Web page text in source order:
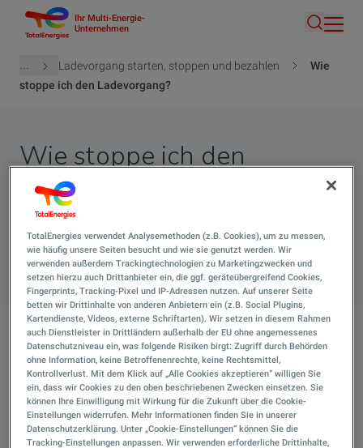
Inhalt
Ihr Multi-Energie-
Unternehmen
Suche
Pfadnavigation
... Ladevorgang starten, stoppen und bezahlen
Wie
stoppe ich den Ladevorgang?
Wie stoppe ich den
Ladevorgang?
Hier finden Sie alle Antworten auf Ihre Fragen.
Wie stoppe ich den Ladevorgang?
Sie können den Ladevorgang ganz einfach über die
Methode beenden, mit der Sie ihn gestartet haben:
In der App per Klick, mit einer Ladekarte (RFID) durch
erneutes Vorhalten oder über die Anzeige an der
Ladesäule. Alternativ endet der Ladevorgang
TotalEnergies verwendet Analysemethoden (z.B. Cookies), um zu messen,
wie häufig unsere Seiten besucht und wie sie genutzt werden. Wir
verwenden außerdem Trackingtechnologien zu Marketingzwecken und
setzen hierzu auch Drittanbieter ein, die ggf. geräteübergreifend Cookies,
Fingerprints, Tracking-Pixel und IP-Adressen nutzen. Auf unserer Seite
betten wir Drittinhalte von anderen Anbietern ein (z.B. Social Plugins,
Kartendienste, Videos, externe Schriftarten). Wir setzen in diesem Rahmen
auch Dienstleister in Drittländern außerhalb der EU ohne angemessenes
Datenschutzniveau ein, was folgende Risiken birgt: Zugriff durch Behörden
ohne Information, keine Betroffenenrechte, keine Rechtsmittel,
Kontrollverlust. Mit dem Klick auf „Alle Cookies akzeptieren“ willigen Sie
ein, dass wir Cookies zu den oben beschriebenen Zwecken einsetzen. Sie
können Ihre Einwilligung mit Wirkung für die Zukunft über die Cookie-
Einstellungen widerrufen. Mehr Informationen finden Sie in unserer
Datenschutzerklärung. Unter „Cookie-Einstellungen“ können Sie die
Tracking-Einstellungen anpassen. Wir verwenden erforderliche Drittinhalte,